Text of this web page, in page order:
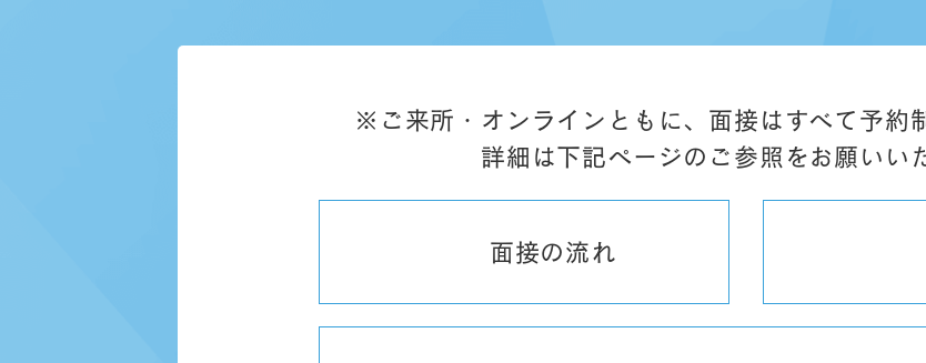
※ご来所・オンラインともに、面接はすべて予約
詳細は下記ページのご参照をお願いい
面接の流れ